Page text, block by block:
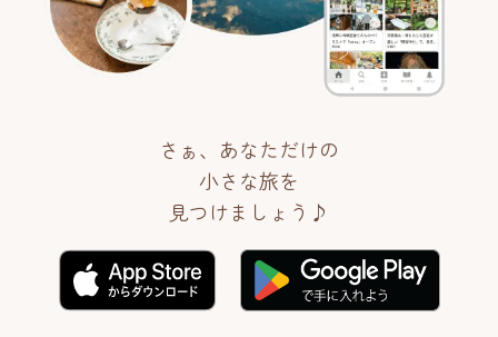
さぁ、あなただけの
小さな旅を
見つけましょう♪